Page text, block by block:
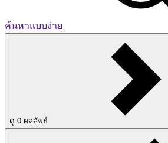
ค้นหาแบบง่าย
ดู 0 ผลลัพธ์